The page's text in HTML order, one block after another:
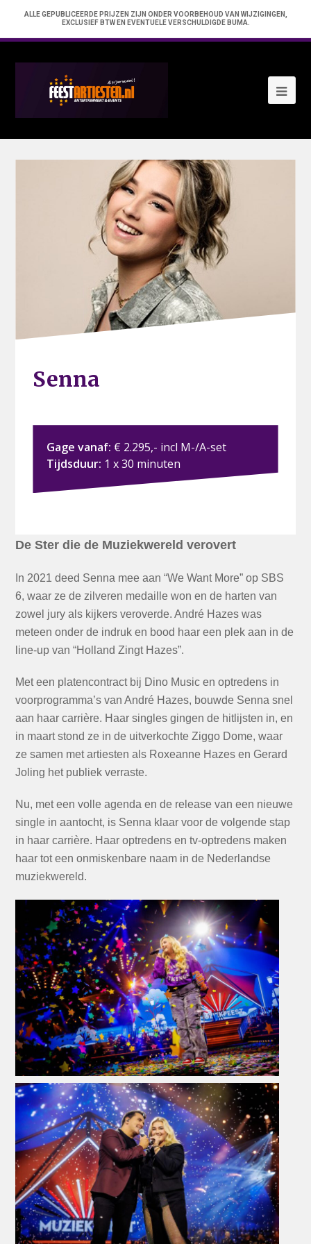
ALLE GEPUBLICEERDE PRIJZEN ZIJN ONDER VOORBEHOUD VAN WIJZIGINGEN,
EXCLUSIEF BTW EN EVENTUELE VERSCHULDIGDE BUMA.
Senna
Gage vanaf: € 2.295,- incl M-/A-set
Tijdsduur: 1 x 30 minuten
De Ster die de Muziekwereld verovert
In 2021 deed Senna mee aan “We Want More” op SBS
6, waar ze de zilveren medaille won en de harten van
zowel jury als kijkers veroverde. André Hazes was
meteen onder de indruk en bood haar een plek aan in de
line-up van “Holland Zingt Hazes”.
Met een platencontract bij Dino Music en optredens in
voorprogramma’s van André Hazes, bouwde Senna snel
aan haar carrière. Haar singles gingen de hitlijsten in, en
in maart stond ze in de uitverkochte Ziggo Dome, waar
ze samen met artiesten als Roxeanne Hazes en Gerard
Joling het publiek verraste.
Nu, met een volle agenda en de release van een nieuwe
single in aantocht, is Senna klaar voor de volgende stap
in haar carrière. Haar optredens en tv-optredens maken
haar tot een onmiskenbare naam in de Nederlandse
muziekwereld.